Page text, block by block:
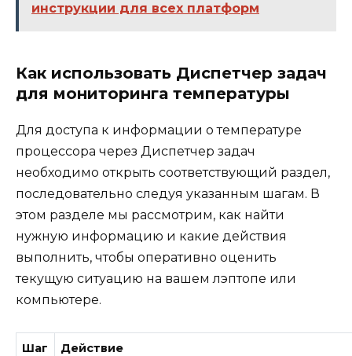
инструкции для всех платформ
Как использовать Диспетчер задач
для мониторинга температуры
Для доступа к информации о температуре
процессора через Диспетчер задач
необходимо открыть соответствующий раздел,
последовательно следуя указанным шагам. В
этом разделе мы рассмотрим, как найти
нужную информацию и какие действия
выполнить, чтобы оперативно оценить
текущую ситуацию на вашем лэптопе или
компьютере.
Шаг Действие